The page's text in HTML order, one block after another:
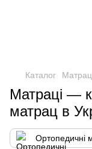
Каталог
Матраці —
матрац в
Ортопедичні